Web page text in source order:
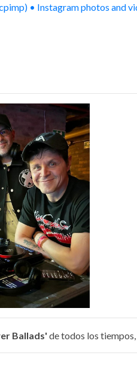
• Instagram photos and
Ballads' de todos los tiempos,